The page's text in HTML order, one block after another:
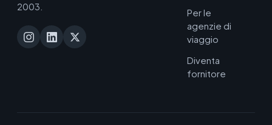
2003.
Per le
agenzie di
viaggio
Diventa
fornitore